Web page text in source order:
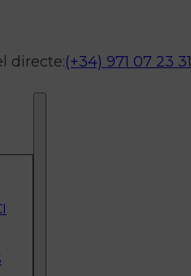
directe:(+34) 971 07 23 31